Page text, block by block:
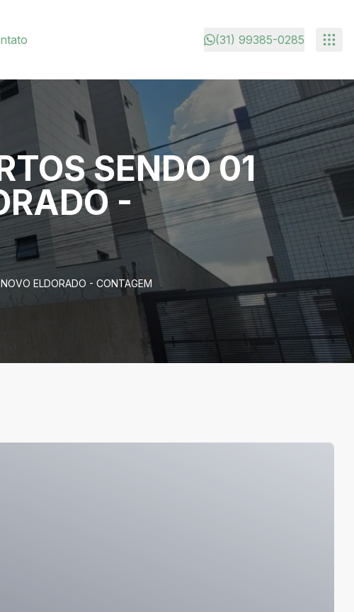
(31) 99385-0285
SENDO 01
-
ELDORADO - CONTAGEM